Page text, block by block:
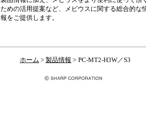
ための活用提案など、メビウスに関する総合的な
報をご提供します。
ホーム > 製品情報 > PC-MT2-H3W／S3